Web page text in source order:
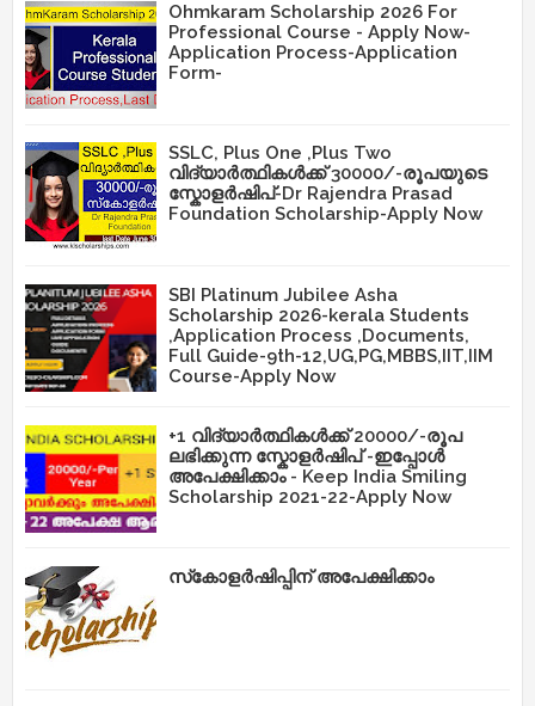
Ohmkaram Scholarship 2026 For
Professional Course - Apply Now-
Application Process-Application
Form-
SSLC, Plus One ,Plus Two
വിദ്യാർത്ഥികൾക്ക് 30000/-രൂപയുടെ
സ്കോളർഷിപ്-Dr Rajendra Prasad
Foundation Scholarship-Apply Now
SBI Platinum Jubilee Asha
Scholarship 2026-kerala Students
,Application Process ,Documents,
Full Guide-9th-12,UG,PG,MBBS,IIT,IIM
Course-Apply Now
+1 വിദ്യാർത്ഥികൾക്ക് 20000/-രൂപ
ലഭിക്കുന്ന സ്കോളർഷിപ് -ഇപ്പോൾ
അപേക്ഷിക്കാം - Keep India Smiling
Scholarship 2021-22-Apply Now
സ്‌കോളർഷിപ്പിന് അപേക്ഷിക്കാം